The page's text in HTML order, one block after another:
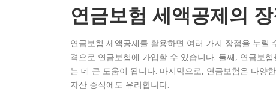
연금보험 세액공제의 장
연금보험 세액공제를 활용하면 여러 가지 장점을 누
격으로 연금보험에 가입할 수 있습니다. 둘째, 연금보
는 데 큰 도움이 됩니다. 마지막으로, 연금보험은 다양
자산 증식에도 유리합니다.